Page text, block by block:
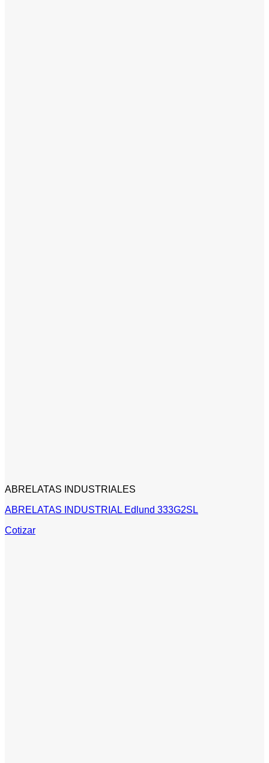
ABRELATAS INDUSTRIALES
ABRELATAS INDUSTRIAL Edlund 333G2SL
Cotizar